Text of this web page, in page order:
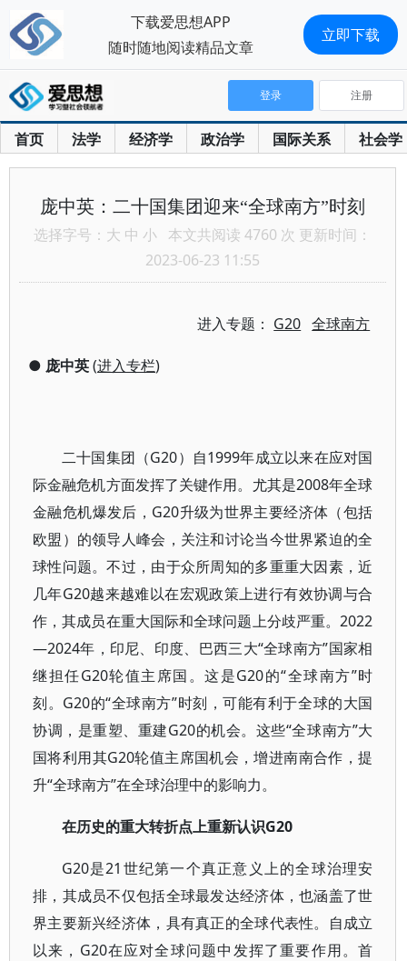
首页 法学 经济学 政治学 国际关系 社会学
登录 注册
庞中英：二十国集团迎来“全球南方”时刻
选择字号： 大 中 小 本文共阅读 4760 次 更新时间：
2023-06-23 11:55
进入专题： G20 全球南方
● 庞中英(进入专栏)
二十国集团（G20）自1999年成立以来在应对国
际金融危机方面发挥了关键作用。尤其是2008年全球
金融危机爆发后，G20升级为世界主要经济体（包括
欧盟）的领导人峰会，关注和讨论当今世界紧迫的全
球性问题。不过，由于众所周知的多重重大因素，近
几年G20越来越难以在宏观政策上进行有效协调与合
作，其成员在重大国际和全球问题上分歧严重。2022
—2024年，印尼、印度、巴西三大“全球南方”国家相
继担任G20轮值主席国。这是G20的“全球南方”时
刻。G20的“全球南方”时刻，可能有利于全球的大国
协调，是重塑、重建G20的机会。这些“全球南方”大
国将利用其G20轮值主席国机会，增进南南合作，提
升“全球南方”在全球治理中的影响力。
在历史的重大转折点上重新认识G20
G20是21世纪第一个真正意义上的全球治理安
排，其成员不仅包括全球最发达经济体，也涵盖了世
界主要新兴经济体，具有真正的全球代表性。自成立
以来，G20在应对全球问题中发挥了重要作用。首
下载爱思想APP
随时随地阅读精品文章
立即下载